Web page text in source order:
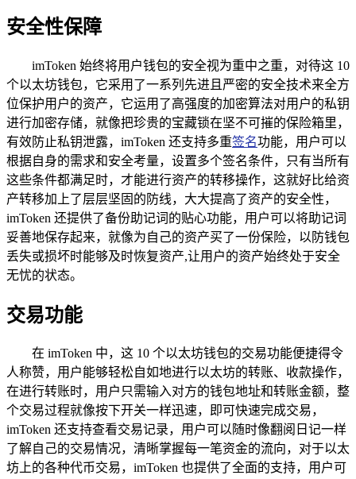
安全性保障
imToken 始终将用户钱包的安全视为重中之重，对待这 10
个以太坊钱包，它采用了一系列先进且严密的安全技术来全方
位保护用户的资产，它运用了高强度的加密算法对用户的私钥
进行加密存储，就像把珍贵的宝藏锁在坚不可摧的保险箱里，
有效防止私钥泄露，imToken 还支持多重签名功能，用户可以
根据自身的需求和安全考量，设置多个签名条件，只有当所有
这些条件都满足时，才能进行资产的转移操作，这就好比给资
产转移加上了层层坚固的防线，大大提高了资产的安全性，
imToken 还提供了备份助记词的贴心功能，用户可以将助记词
妥善地保存起来，就像为自己的资产买了一份保险，以防钱包
丢失或损坏时能够及时恢复资产,让用户的资产始终处于安全
无忧的状态。
交易功能
在 imToken 中，这 10 个以太坊钱包的交易功能便捷得令
人称赞，用户能够轻松自如地进行以太坊的转账、收款操作，
在进行转账时，用户只需输入对方的钱包地址和转账金额，整
个交易过程就像按下开关一样迅速，即可快速完成交易，
imToken 还支持查看交易记录，用户可以随时像翻阅日记一样
了解自己的交易情况，清晰掌握每一笔资金的流向，对于以太
坊上的各种代币交易，imToken 也提供了全面的支持，用户可